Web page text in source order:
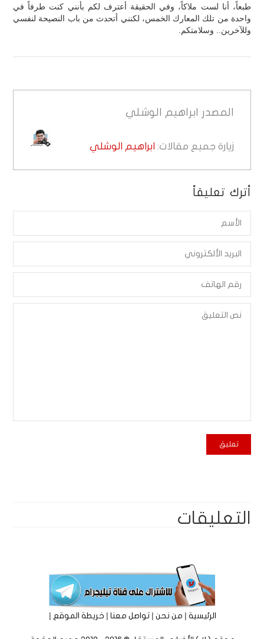
طبعاً، أنا لست ملاكاً، وفي الحقيقة أعترف لكم بأنني كنت طرفاً في
واحدة من تلك المعارك الخمس، لكنني أتحدث من باب النصيحة لنفسي
وللآخرين.. وسلامتكم.
المصدر ابراهيم الوشلي
زيارة جميع مقالات: ابراهيم الوشلي
أترك تعليقاً
التعليقات
الرئيسية|من نحن|تواصل معنا|خريطة الموقع |